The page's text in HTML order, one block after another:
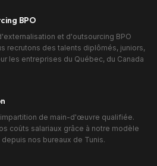
BPO
et d'outsourcing BPO
recrutons des talents diplômés, juniors,
les entreprises du Québec, du Canada
de main-d'œuvre qualifiée.
coûts salariaux grâce à notre modèle
nos bureaux de Tunis.